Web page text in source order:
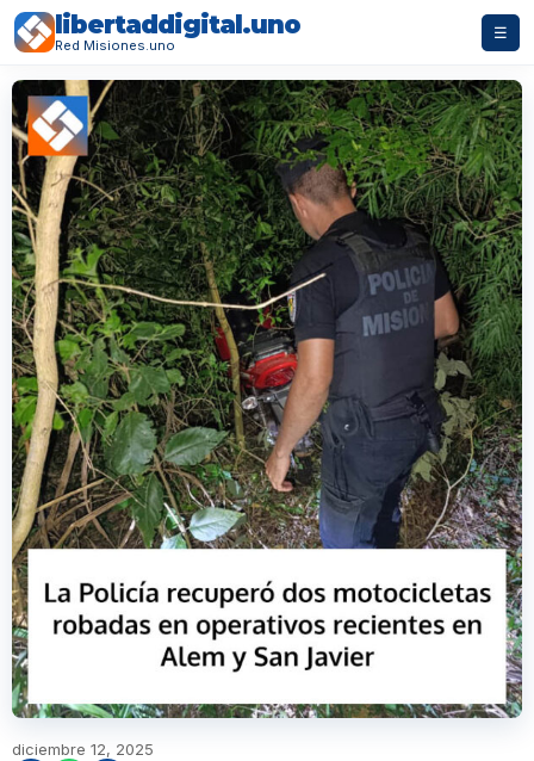
libertaddigital.uno
Red Misiones.uno
☰
diciembre 12, 2025